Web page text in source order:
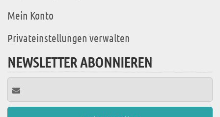
Mein Konto
Privateinstellungen verwalten
NEWSLETTER ABONNIEREN